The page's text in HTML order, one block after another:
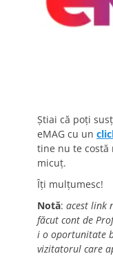
Știai că poți
eMAG cu un
tine nu te costă
micuț.
Îți mulțumesc!
Notă: acest link
făcut cont de
i o oportunitate
vizitatorul care